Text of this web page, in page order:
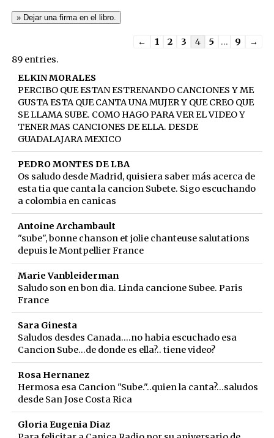
Guestbook
← 1 2 3 4 5 ... 9
→
89 entries.
ELKIN MORALES
PERCIBO QUE ESTAN ESTRENANDO CANCIONES Y ME
GUSTA ESTA QUE CANTA UNA MUJER Y QUE CREO QUE
SE LLAMA SUBE. COMO HAGO PARA VER EL VIDEO Y
TENER MAS CANCIONES DE ELLA. DESDE
GUADALAJARA MEXICO
PEDRO MONTES DE LBA
Os saludo desde Madrid, quisiera saber más acerca de
esta tia que canta la cancion Subete. Sigo escuchando
a colombia en canicas
Antoine Archambault
"sube", bonne chanson et jolie chanteuse salutations
depuis le Montpellier France
Marie Vanbleiderman
Saludo son en bon dia. Linda cancione Subee. Paris
France
Sara Ginesta
Saludos desdes Canada....no habia escuchado esa
Cancion Sube...de donde es ella?.. tiene video?
Rosa Hernanez
Hermosa esa Cancion "Sube."..quien la canta?...saludos
desde San Jose Costa Rica
Gloria Eugenia Diaz